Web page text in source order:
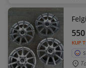
KUP
550